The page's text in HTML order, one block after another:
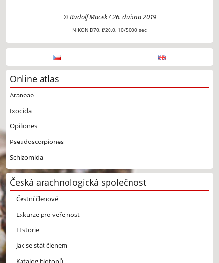
© Rudolf Macek / 26. dubna 2019
NIKON D70, f/20.0, 10/5000 sec
Online atlas
Araneae
Ixodida
Opiliones
Pseudoscorpiones
Schizomida
Česká arachnologická společnost
Čestní členové
Exkurze pro veřejnost
Historie
Jak se stát členem
Katalog biotopů